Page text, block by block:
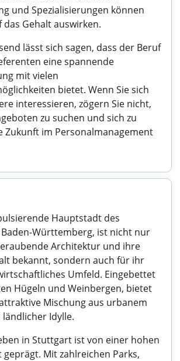
und Spezialisierungen können
Gehalt auswirken.
lässt sich sagen, dass der Beruf
eine spannende
mit vielen
bietet. Wenn Sie sich
interessieren, zögern Sie nicht,
zu suchen und sich zu
Zukunft im Personalmanagement
Hauptstadt des
Württemberg, ist nicht nur
Architektur und ihre
bekannt, sondern auch für ihr
Umfeld. Eingebettet
Hügeln und Weinbergen, bietet
Mischung aus urbanem
Idylle.
in Stuttgart ist von einer hohen
Mit zahlreichen Parks,